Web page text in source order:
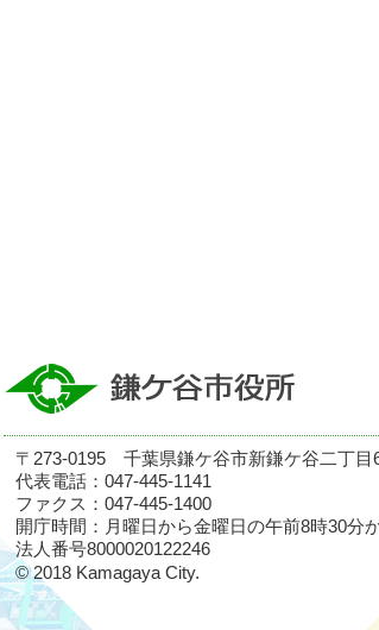
〒273-0195 千葉県鎌ケ谷市新鎌ケ谷二丁目
代表電話：047-445-1141
ファクス：047-445-1400
開庁時間：月曜日から金曜日の午前8時30分
法人番号8000020122246
© 2018 Kamagaya City.